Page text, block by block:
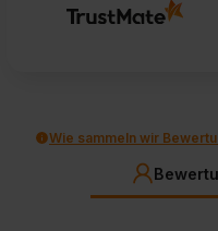
Wie sammeln wir